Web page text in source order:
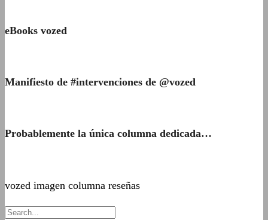
eBooks vozed
Manifiesto de #intervenciones de @vozed
Probablemente la única columna dedicada…
vozed imagen columna reseñas